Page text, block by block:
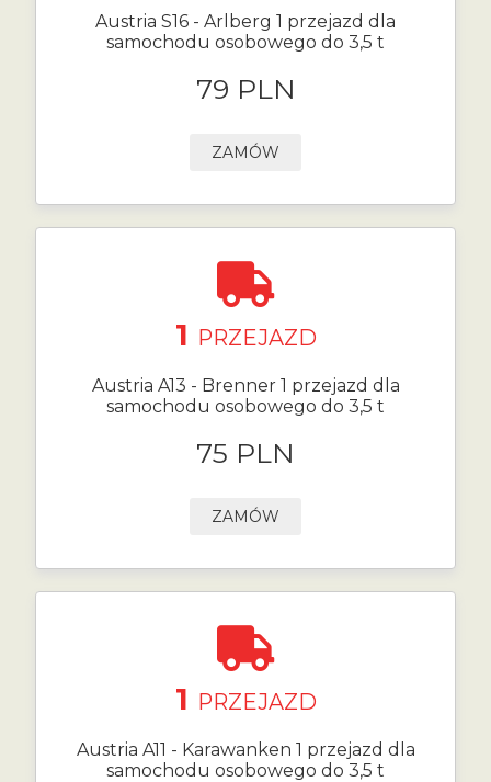
Austria S16 - Arlberg 1 przejazd dla
samochodu osobowego do 3,5 t
79 PLN
ZAMÓW
1 PRZEJAZD
Austria A13 - Brenner 1 przejazd dla
samochodu osobowego do 3,5 t
75 PLN
ZAMÓW
1 PRZEJAZD
Austria A11 - Karawanken 1 przejazd dla
samochodu osobowego do 3,5 t